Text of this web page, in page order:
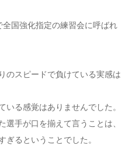
国強化指定の練習会に呼ばれ
のスピードで負けている実感は
いる感覚はありませんでした。
選手が口を揃えて言うことは、
ぎるということでした。